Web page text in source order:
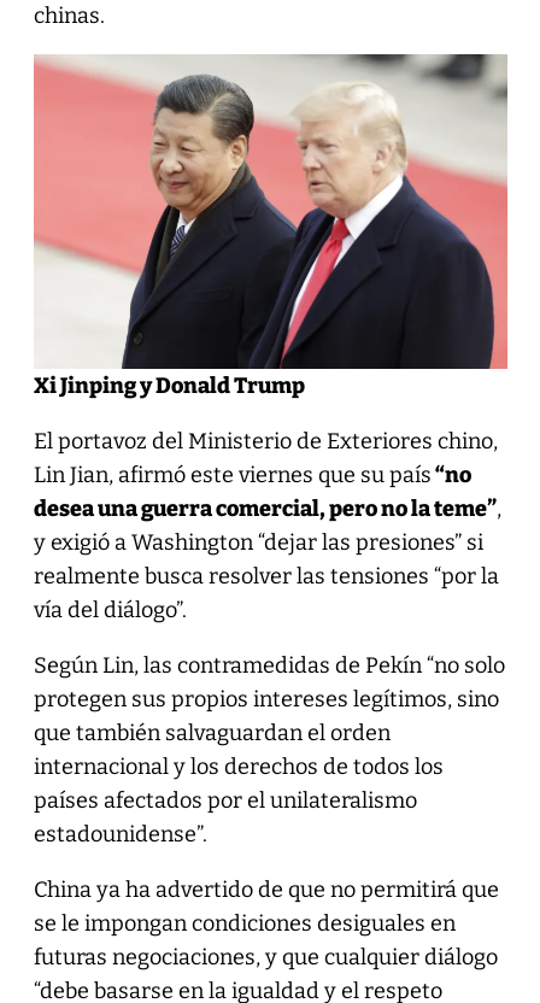
chinas.
Xi Jinping y Donald Trump
El portavoz del Ministerio de Exteriores chino,
Lin Jian, afirmó este viernes que su país“no
desea una guerra comercial, pero no la teme”,
y exigió a Washington “dejar las presiones” si
realmente busca resolver las tensiones “por la
vía del diálogo”.
Según Lin, las contramedidas de Pekín “no solo
protegen sus propios intereses legítimos, sino
que también salvaguardan el orden
internacional y los derechos de todos los
países afectados por el unilateralismo
estadounidense”.
China ya ha advertido de que no permitirá que
se le impongan condiciones desiguales en
futuras negociaciones, y que cualquier diálogo
“debe basarse en la igualdad y el respeto